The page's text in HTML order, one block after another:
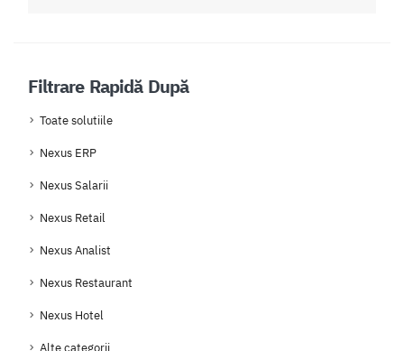
Filtrare Rapidă După
Toate solutiile
Nexus ERP
Nexus Salarii
Nexus Retail
Nexus Analist
Nexus Restaurant
Nexus Hotel